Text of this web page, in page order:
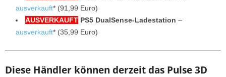
ausverkauft* (91,99 Euro)
AUSVERKAUFT PS5 DualSense-Ladestation –
ausverkauft* (35,99 Euro)
Diese Händler können derzeit das Pulse 3D